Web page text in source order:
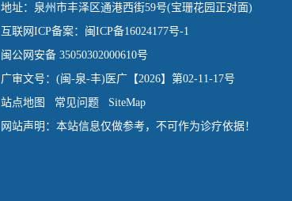
地址：泉州市丰泽区通港西街59号(宝珊花园正对面)
互联网ICP备案：闽ICP备16024177号-1
闽公网安备 35050302000610号
广审文号：(闽-泉-丰)医广【2026】第02-11-17号
站点地图
常见问题
SiteMap
网站声明：本站信息仅做参考，不可作为诊疗依据！